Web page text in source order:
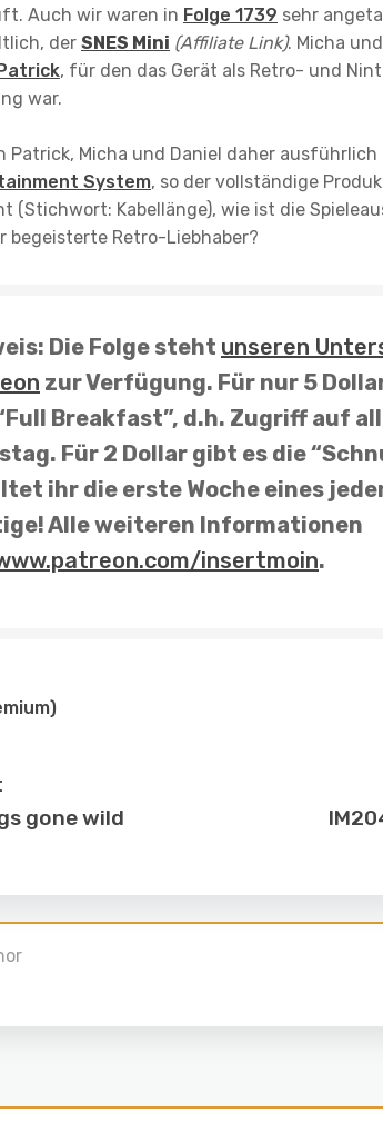
Auch wir waren in Folge 1739 sehr
der SNES Mini (Affiliate Link). Micha
, für den das Gerät als Retro- und
war.
Patrick, Micha und Daniel daher ausführlich
System, so der vollständige
(Stichwort: Kabellänge), wie ist die
begeisterte Retro-Liebhaber?
: Die Folge steht unseren
zur Verfügung. Für nur 5
Breakfast”, d.h. Zugriff auf
. Für 2 Dollar gibt es die
ihr die erste Woche eines
Alle weiteren Informationen
insertmoin.
gone wild